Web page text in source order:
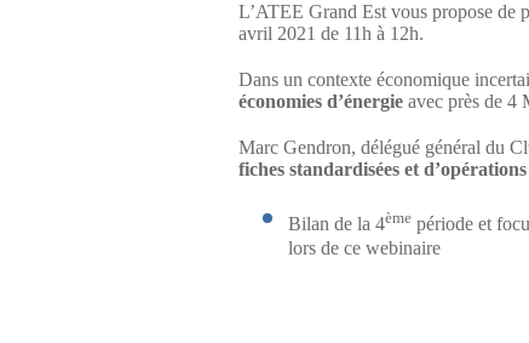
L’ATEE Grand Est vous propose de
avril 2021 de 11h à 12h.
Dans un contexte économique
économies d’énergie avec près de 4
Marc Gendron, délégué général du
fiches standardisées et
Bilan de la 4ème période et
lors de ce webinaire